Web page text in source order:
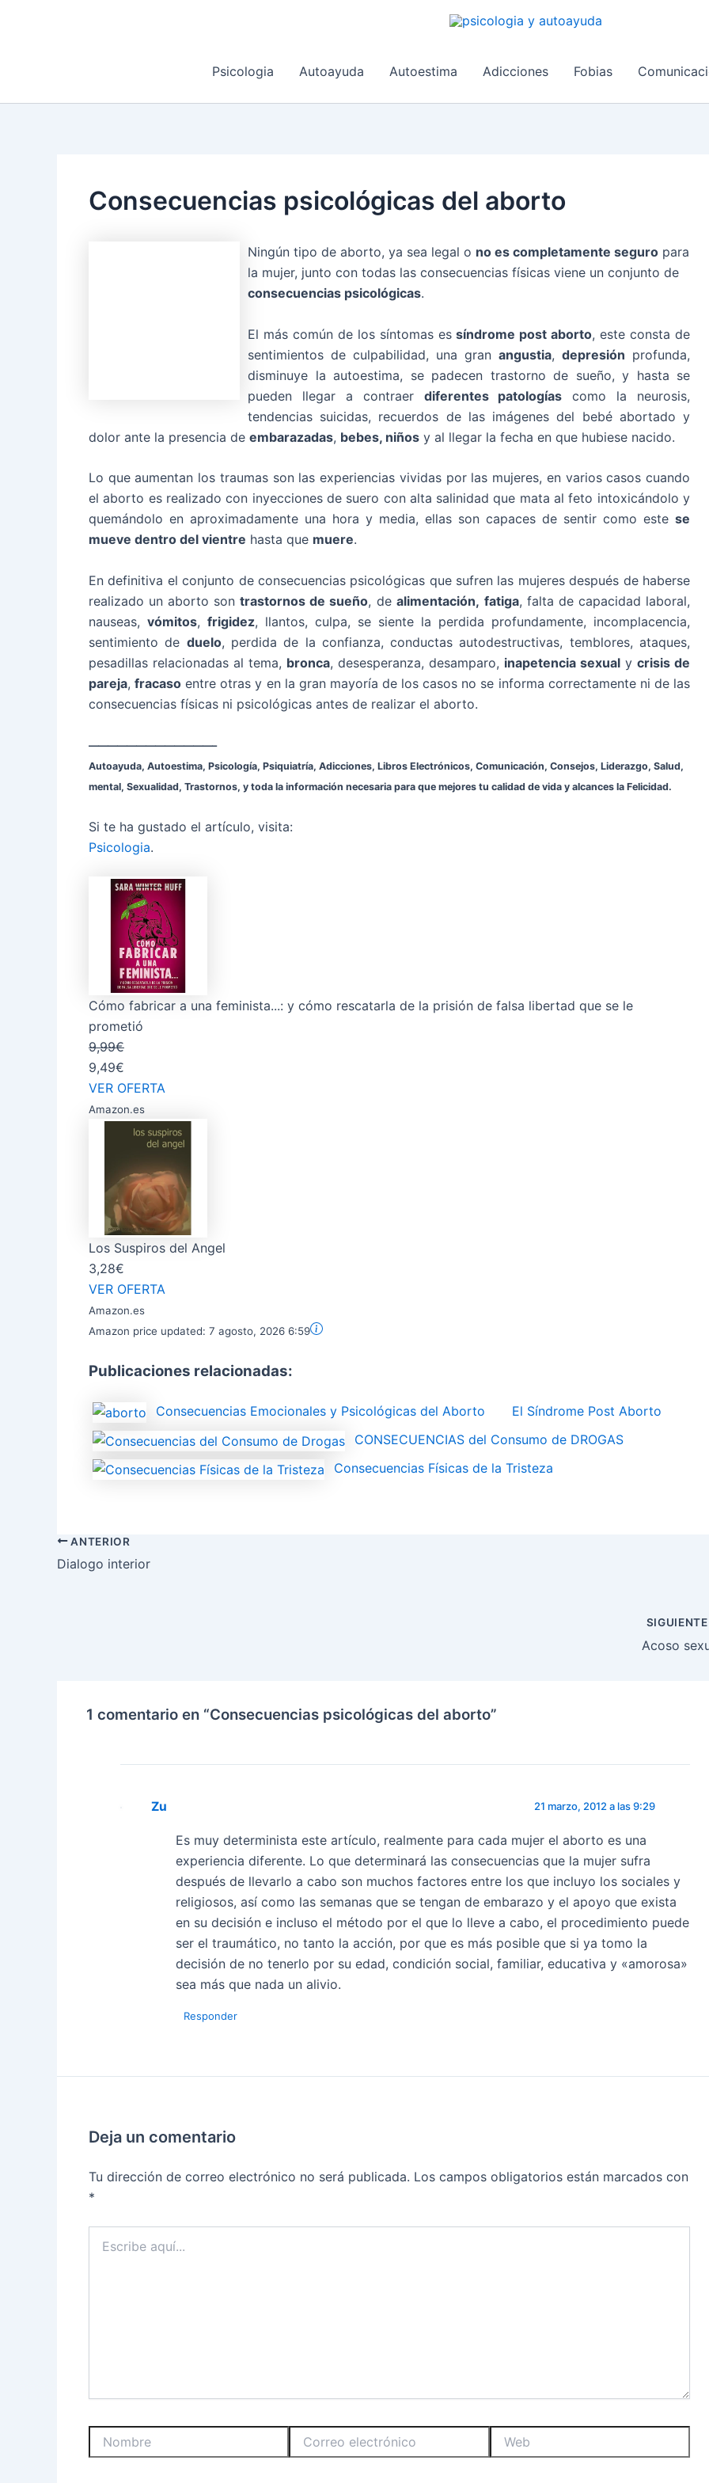
Psicologia
Autoayuda Autoestima Adicciones Fobias
Consecuencias psicológicas del aborto
Ningún tipo de aborto, ya sea legal o no es completamente seguro para
la mujer, junto con todas las consecuencias físicas viene un conjunto de
consecuencias psicológicas.
El más común de los síntomas essíndrome post aborto, este consta de
sentimientos de culpabilidad, una gran angustia, depresión profunda,
disminuye la autoestima, se padecen trastorno de sueño, y hasta se
pueden llegar a contraer diferentes patologías como la neurosis,
tendencias suicidas, recuerdos de las imágenes del bebé abortado y
dolor ante la presencia de embarazadas, bebes, niños y al llegar la fecha en que hubiese nacido.
Lo que aumentan los traumas son las experiencias vividas por las mujeres, en varios casos cuando
el aborto es realizado con inyecciones de suero con alta salinidad que mata al feto intoxicándolo y
quemándolo en aproximadamente una hora y media, ellas son capaces de sentir como este se
mueve dentro del vientre hasta que muere.
En definitiva el conjunto de consecuencias psicológicas que sufren las mujeres después de haberse
realizado un aborto sontrastornos de sueño, de alimentación, fatiga, falta de capacidad laboral,
nauseas, vómitos, frigidez, llantos, culpa, se siente la perdida profundamente, incomplacencia,
sentimiento de duelo, perdida de la confianza, conductas autodestructivas, temblores, ataques,
pesadillas relacionadas al tema, bronca, desesperanza, desamparo, inapetencia sexual y crisis de
pareja,fracaso entre otras y en la gran mayoría de los casos no se informa correctamente ni de las
consecuencias físicas ni psicológicas antes de realizar el aborto.
—————————————–
Autoayuda, Autoestima, Psicología, Psiquiatría, Adicciones, Libros Electrónicos, Comunicación, Consejos, Liderazgo, Salud,
mental, Sexualidad, Trastornos, y toda la información necesaria para que mejores tu calidad de vida y alcances la Felicidad.
Si te ha gustado el artículo, visita:
Psicologia.
Cómo fabricar a una feminista...: y cómo rescatarla de la prisión de falsa libertad que se le
prometió
9,99€
9,49€
VER OFERTA
Amazon.es
Los Suspiros del Angel
3,28€
VER OFERTA
Amazon.es
Amazon price updated: 7 agosto, 2026 6:59
Publicaciones relacionadas:
Consecuencias Emocionales y Psicológicas del Aborto
El Síndrome Post Aborto
CONSECUENCIAS del Consumo de DROGAS
Consecuencias Físicas de la Tristeza
ANTERIOR
Dialogo interior
Acoso
1 comentario en “Consecuencias psicológicas del aborto”
Zu 21 marzo, 2012 a las 9:29
Es muy determinista este artículo, realmente para cada mujer el aborto es una
experiencia diferente. Lo que determinará las consecuencias que la mujer sufra
después de llevarlo a cabo son muchos factores entre los que incluyo los sociales y
religiosos, así como las semanas que se tengan de embarazo y el apoyo que exista
en su decisión e incluso el método por el que lo lleve a cabo, el procedimiento puede
ser el traumático, no tanto la acción, por que es más posible que si ya tomo la
decisión de no tenerlo por su edad, condición social, familiar, educativa y «amorosa»
sea más que nada un alivio.
Responder
Deja un comentario
Tu dirección de correo electrónico no será publicada. Los campos obligatorios están marcados con
*
aquí...
electrónico